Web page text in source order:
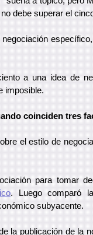
debe superar el
a una idea de
imposible.
coinciden tres
el estilo de
para tomar
. Luego comparó
subyacente.
la publicación de la